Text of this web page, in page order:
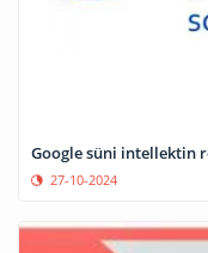
Google süni intellektin
27-10-2024